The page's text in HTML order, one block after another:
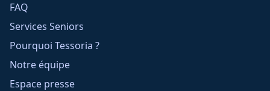
FAQ
Services Seniors
Pourquoi Tessoria ?
Notre équipe
Espace presse